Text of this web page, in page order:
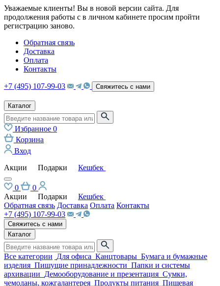
Уважаемые клиенты! Вы в новой версии сайта. Для
продолжения работы с в личном кабинете просим пройти
регистрацию заново.
Обратная связь
Доставка
Оплата
Контакты
+7 (495) 107-99-03 Свяжитесь с нами
Каталог
Избранное 0
Корзина
Вход
Акции
Подарки Кешбек
0
0
Акции
Подарки
Кешбек
Обратная связь Доставка Оплата Контакты
+7 (495) 107-99-03
Свяжитесь с нами
Каталог
Все категории Для офиса Канцтовары Бумага и бумажные
изделия Пишущие принадлежности Папки и системы
архивации Демооборудование и презентация Сумки,
чемоданы, кожгалантерея Продукты питания Пищевая